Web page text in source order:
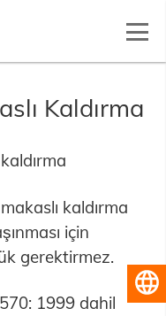
Kaldırma
kaldırma
için
gerektirmez.
1999 dahil
Türkçe